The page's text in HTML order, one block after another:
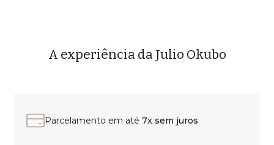
A experiência da Julio Okubo
Parcelamento em até 7x sem juros